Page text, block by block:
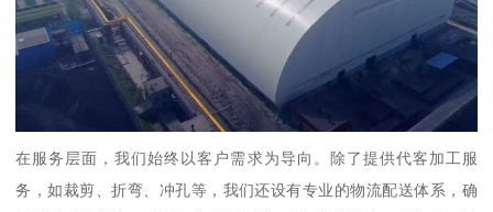
在服务层面，我们始终以客户需求为导向。除了提供代客加工服
务，如裁剪、折弯、冲孔等，我们还设有专业的物流配送体系，确